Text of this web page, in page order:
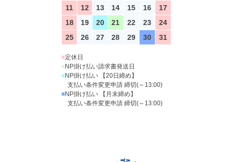
11
12 13 14 15 16
17
18
19 20 21 22 23
24
25
26 27 28 29 30 31
■定休日
■NP掛け払い請求書発送日
■NP掛け払い 【20日締め】
支払い条件変更申請 締切(～13:00)
■NP掛け払い 【月末締め】
支払い条件変更申請 締切(～13:00)